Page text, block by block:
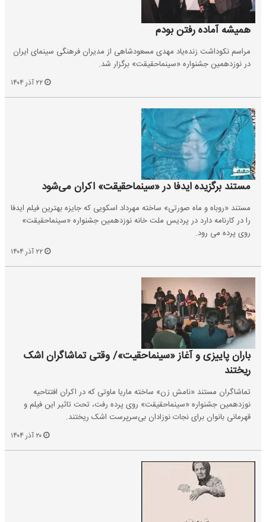
همیشه آماده رفتن بودم
مراسم نکوداشت زنده‌یاد مهدی مسعودشاهی از مدیران فرهنگی سینمای ایران
در نوزدهمین جشنواره «سینماحقیقت» برگزار شد.
مستند برگزیده ایدفا در «سینماحقیقت» اکران می‌شود
مستند «روباه و ماه صورتی» ساخته مهرداد اسکویی که جایزه بهترین فیلم ایدفا
را در کارنامه دارد در پردیس ملت خانه نوزدهمین جشنواره «سینماحقیقت»
روی پرده می رود.
باران پاییزی و آغاز «سینماحقیت»/ وقتی تماشاگران اشک
ریختند
تماشاگران مستند «نامش زن» ساخته ماریا ماوتی که در اکران افتتاحیه
نوزدهمین جشنواره «سینماحقیقت» روی پرده رفت، تحت تاثیر این فیلم و
قهرمانی بانوان برای نجات نوزادان بی‌سرپرست اشک ریختند.